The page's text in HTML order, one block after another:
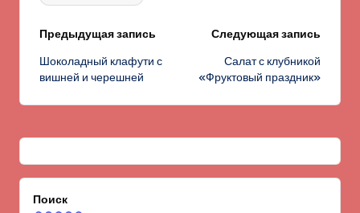
Навигация
записи
Предыдущая запись
Шоколадный клафути с
вишней и черешней
Следующая запись
Салат с клубникой
«Фруктовый праздник»
Поиск